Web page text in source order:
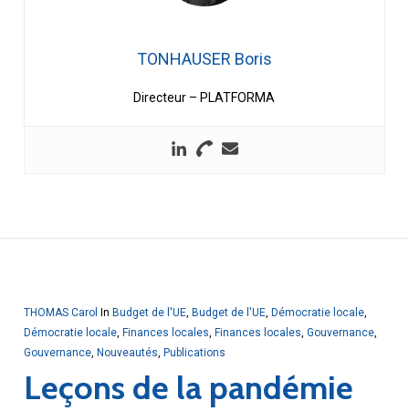
TONHAUSER Boris
Directeur – PLATFORMA
THOMAS Carol In Budget de l'UE, Budget de l'UE, Démocratie locale,
Démocratie locale, Finances locales Finances locales Gouvernance,
Gouvernance, Nouveautés Publications
Leçons de la pandémie